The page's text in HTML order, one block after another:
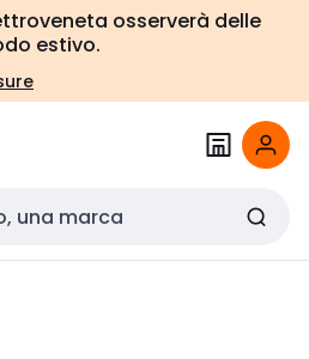
osserverà delle
estivo.